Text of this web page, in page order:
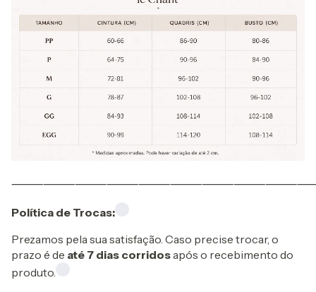
Política de Trocas:
Prezamos pela sua satisfação. Caso precise trocar, o
prazo é de até 7 dias corridosapós o recebimento do
produto.